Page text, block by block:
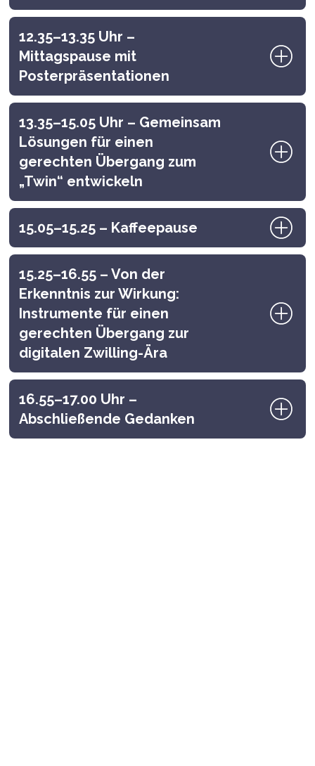
12.35–13.35 Uhr –
Mittagspause mit
Posterpräsentationen
13.35–15.05 Uhr – Gemeinsam
Lösungen für einen
gerechten Übergang zum
„Twin“ entwickeln
15.05–15.25 – Kaffeepause
15.25–16.55 – Von der
Erkenntnis zur Wirkung:
Instrumente für einen
gerechten Übergang zur
digitalen Zwilling-Ära
16.55–17.00 Uhr –
Abschließende Gedanken